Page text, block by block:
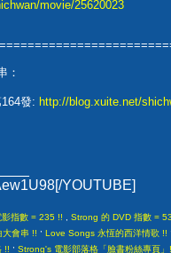
movie/25620023
：
發: http://blog.xuite.net/
YOUTUBE]
指數 = 235 !! Strong 的 DVD 指數 =
會串 !! , Love Songs 永恆的西洋情歌 !!
!! , Strong's 電影部落格「臉書粉絲專頁」